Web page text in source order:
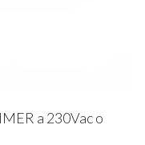
a 230Vac o